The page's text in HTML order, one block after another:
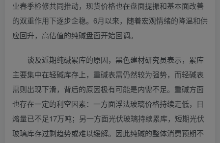
业春季检修共同推动，现货价格也在盘面提振和基本面改善
的双重作用下逐步企稳。6月以来，随着宏观情绪的降温和供
应回升，高估值的纯碱盘面开始回调。
谈及近期纯碱累库的原因，黑色建材研究员表示，累库
主要集中在轻碱库存上，重碱表需仍然较为强势，而轻碱表
需则出现下滑，背后的原因极有可能是内需不足。重碱方面
也存在一定的利空因素：一方面浮法玻璃价格持续走低，日
熔量已不足17万吨；另一方面光伏玻璃持续累库，短期光伏
玻璃库存过剩趋势或难以缓解。因此纯碱的整体消费预期不